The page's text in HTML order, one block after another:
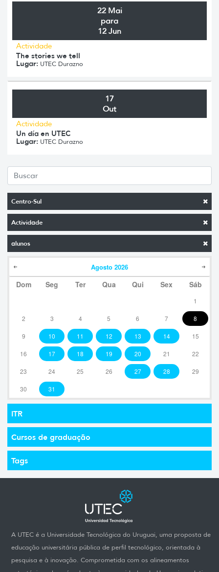
Centro-Sul
Actividade
alunos
Agosto 2026
Dom Seg Ter Qua Qui Sex Sáb
1
2 3 4 5 6 7 8
9 10 11 12 13 14 15
16 17 18 19 20 21 22
23 24 25 26 27 28 29
30 31
ITR
Cursos de graduação
Tags
22 Mai
para
12 Jun
Actividade
The stories we tell
Lugar: UTEC Durazno
17
Out
Actividade
Un día en UTEC
Lugar: UTEC Durazno
A UTEC é a Universidade Tecnológica do Uruguai, uma proposta de
educação universitária pública de perfil tecnológico, orientada à
pesquisa e à inovação. Comprometida com os alineamentos